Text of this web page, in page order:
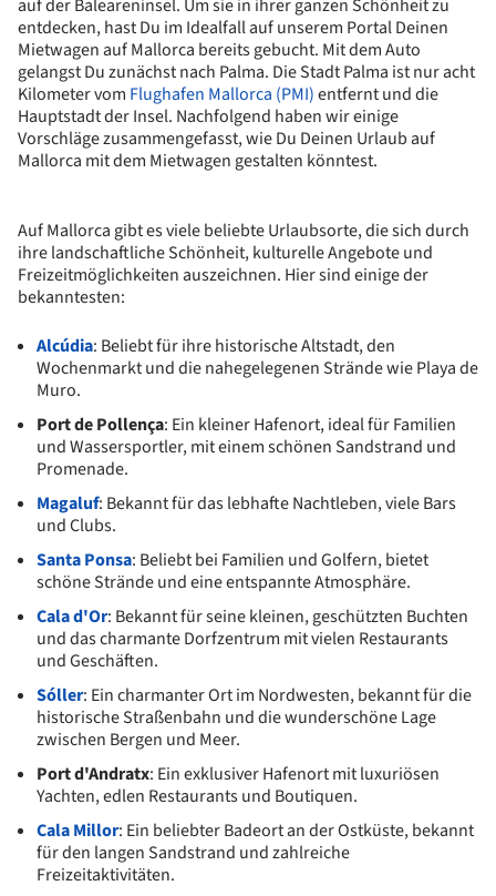
auf der Baleareninsel. Um sie in ihrer ganzen Schönheit zu
entdecken, hast Du im Idealfall auf unserem Portal Deinen
Mietwagen auf Mallorca bereits gebucht. Mit dem Auto
gelangst Du zunächst nach Palma. Die Stadt Palma ist nur acht
Kilometer vom Flughafen Mallorca (PMI)entfernt und die
Hauptstadt der Insel. Nachfolgend haben wir einige
Vorschläge zusammengefasst, wie Du Deinen Urlaub auf
Mallorca mit dem Mietwagen gestalten könntest.
Auf Mallorca gibt es viele beliebte Urlaubsorte, die sich durch
ihre landschaftliche Schönheit, kulturelle Angebote und
Freizeitmöglichkeiten auszeichnen. Hier sind einige der
bekanntesten:
Alcúdia: Beliebt für ihre historische Altstadt, den
Wochenmarkt und die nahegelegenen Strände wie Playa de
Muro.
Port de Pollença: Ein kleiner Hafenort, ideal für Familien
und Wassersportler, mit einem schönen Sandstrand und
Promenade.
Magaluf: Bekannt für das lebhafte Nachtleben, viele Bars
und Clubs.
Santa Ponsa: Beliebt bei Familien und Golfern, bietet
schöne Strände und eine entspannte Atmosphäre.
Cala d'Or: Bekannt für seine kleinen, geschützten Buchten
und das charmante Dorfzentrum mit vielen Restaurants
und Geschäften.
Sóller: Ein charmanter Ort im Nordwesten, bekannt für die
historische Straßenbahn und die wunderschöne Lage
zwischen Bergen und Meer.
Port d'Andratx: Ein exklusiver Hafenort mit luxuriösen
Yachten, edlen Restaurants und Boutiquen.
Cala Millor: Ein beliebter Badeort an der Ostküste, bekannt
für den langen Sandstrand und zahlreiche
Freizeitaktivitäten.